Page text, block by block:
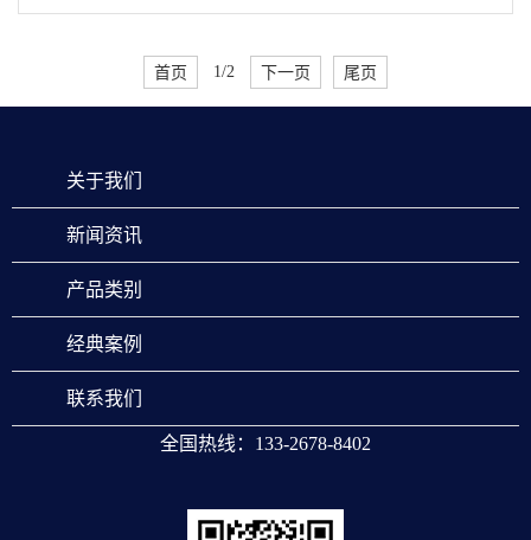
首页 1/2 下一页 尾页
关于我们
新闻资讯
产品类别
经典案例
联系我们
全国热线：133-2678-8402